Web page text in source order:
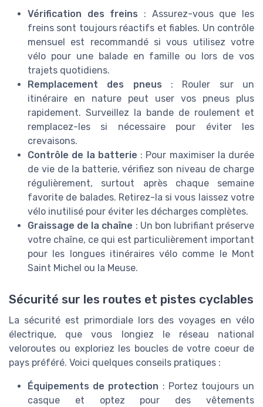
Vérification des freins : Assurez-vous que les
freins sont toujours réactifs et fiables. Un contrôle
mensuel est recommandé si vous utilisez votre
vélo pour une balade en famille ou lors de vos
trajets quotidiens.
Remplacement des pneus : Rouler sur un
itinéraire en nature peut user vos pneus plus
rapidement. Surveillez la bande de roulement et
remplacez-les si nécessaire pour éviter les
crevaisons.
Contrôle de la batterie : Pour maximiser la durée
de vie de la batterie, vérifiez son niveau de charge
régulièrement, surtout après chaque semaine
favorite de balades. Retirez-la si vous laissez votre
vélo inutilisé pour éviter les décharges complètes.
Graissage de la chaîne : Un bon lubrifiant préserve
votre chaîne, ce qui est particulièrement important
pour les longues itinéraires vélo comme le Mont
Saint Michel ou la Meuse.
Sécurité sur les routes et pistes cyclables
La sécurité est primordiale lors des voyages en vélo
électrique, que vous longiez le réseau national
veloroutes ou exploriez les boucles de votre coeur de
pays préféré. Voici quelques conseils pratiques :
Équipements de protection : Portez toujours un
casque et optez pour des vêtements